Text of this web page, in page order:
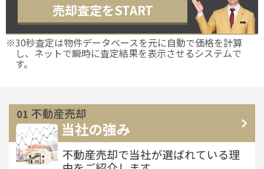
売却査定をSTART
※30秒査定は物件データベースを元に自動で価格を計算
し、ネットで瞬時に査定結果を表示させるシステムで
す。